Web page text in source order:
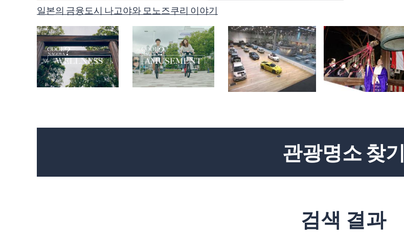
일본의 금융도시 나고야와 모노즈쿠리 이야기
다양한 매력을 가진 나고야의 시장들
아이치와 나고야의 꽃구경 명소
포토제닉한 나고야
나고야의 영웅이자 천하를 움켜쥔 세 명의 무장, 노부나가, 히데요시, 그리고 이에야스
아동 친화적인 도시, 나고야
나고야와 아이치의 문화재 전통적 제조 기술, 예술, 공예
나고야시 소개 동영상, 'COOL! NAGOYA' 'WELLNESS'
나고야시 소개 동영상, 'COOL! NAGOYA' 'AMUSEMENT'
관광명소 찾기
검색 결과